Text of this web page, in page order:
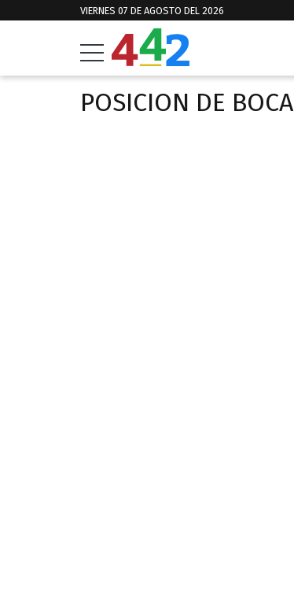
VIERNES 07 DE AGOSTO DEL 2026
POSICION DE BOCA